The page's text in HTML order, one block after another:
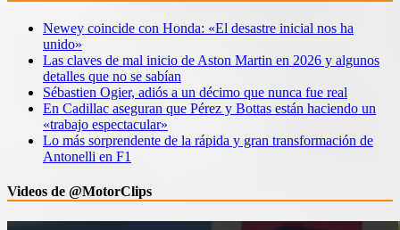
Newey coincide con Honda: «El desastre inicial nos ha
unido»
Las claves de mal inicio de Aston Martin en 2026 y algunos
detalles que no se sabían
Sébastien Ogier, adiós a un décimo que nunca fue real
En Cadillac aseguran que Pérez y Bottas están haciendo un
«trabajo espectacular»
Lo más sorprendente de la rápida y gran transformación de
Antonelli en F1
Videos de @MotorClips